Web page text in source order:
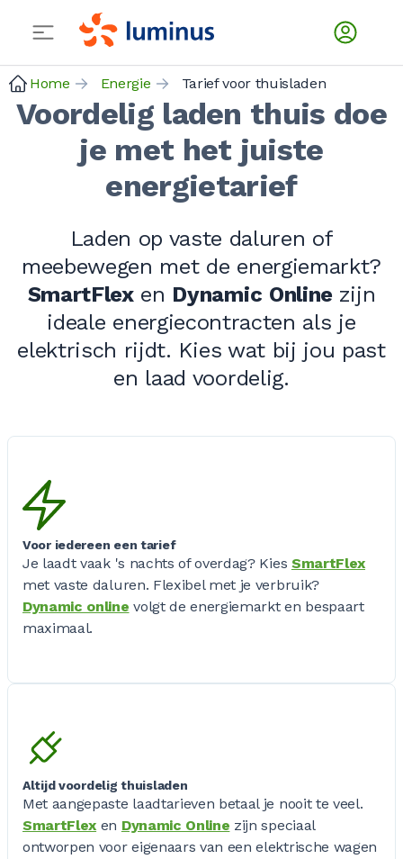
Home Energie Tarief voor thuisladen
Voordelig laden thuis doe
je met het juiste
energietarief
Laden op vaste daluren of
meebewegen met de energiemarkt?
SmartFlexen Dynamic Online zijn
ideale energiecontracten als je
elektrisch rijdt. Kies wat bij jou past
en laad voordelig.
Voor iedereen een tarief
Je laadt vaak 's nachts of overdag? Kies SmartFlex
met vaste daluren. Flexibel met je verbruik?
Dynamic online volgt de energiemarkt en bespaart
maximaal.
Altijd voordelig thuisladen
Met aangepaste laadtarieven betaal je nooit te veel.
SmartFlex en Dynamic Online zijn speciaal
ontworpen voor eigenaars van een elektrische wagen